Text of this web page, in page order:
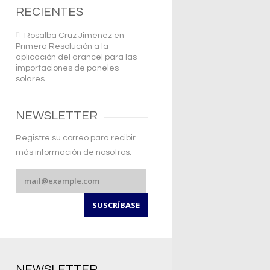
RECIENTES
Rosalba Cruz Jiménez en
Primera Resolución a la
aplicación del arancel para las
importaciones de paneles
solares
NEWSLETTER
Registre su correo para recibir
más información de nosotros.